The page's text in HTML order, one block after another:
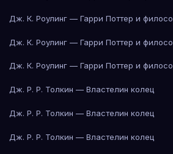
Дж. К. Роулинг — Гарри Поттер и
Дж. К. Роулинг — Гарри Поттер и
Дж. К. Роулинг — Гарри Поттер и
Дж. Р. Р. Толкин — Властелин колец
Дж. Р. Р. Толкин — Властелин колец
Дж. Р. Р. Толкин — Властелин колец